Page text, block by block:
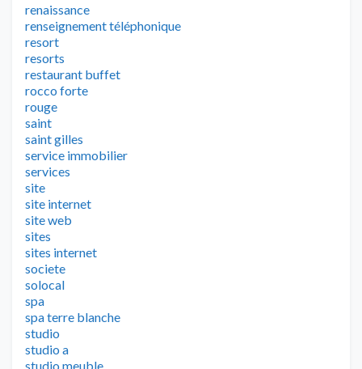
renaissance
renseignement téléphonique
resort
resorts
restaurant buffet
rocco forte
rouge
saint
saint gilles
service immobilier
services
site
site internet
site web
sites
sites internet
societe
solocal
spa
spa terre blanche
studio
studio a
studio meuble